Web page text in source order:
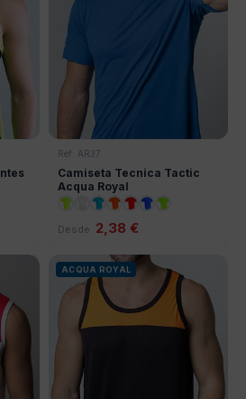
Ref: AR37
Camiseta Tecnica Tactic
Acqua Royal
Desde 2,38 €
ACQUA ROYAL